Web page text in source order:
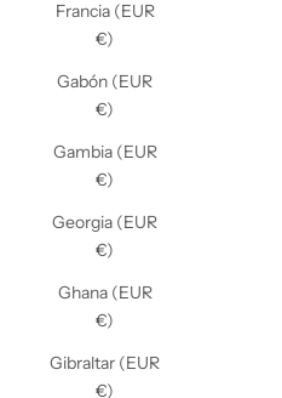
Francia (EUR
€)
Gabón (EUR
€)
Gambia (EUR
€)
Georgia (EUR
€)
Ghana (EUR
€)
Gibraltar (EUR
€)